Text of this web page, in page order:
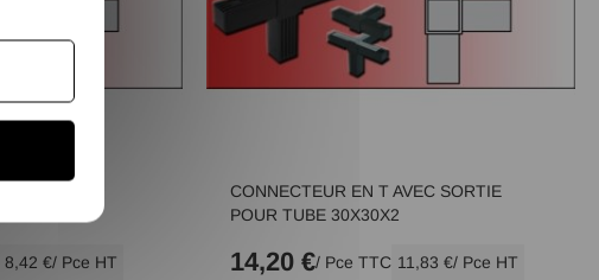
8,42 €/ Pce HT
CONNECTEUR EN T AVEC SORTIE
POUR TUBE 30X30X2
14,20 €/ Pce TTC 11,83 €/ Pce HT